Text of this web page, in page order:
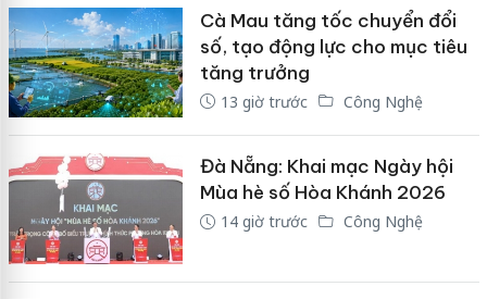
Cà Mau tăng tốc chuyển đổi
số, tạo động lực cho mục tiêu
tăng trưởng
13 giờ trước Công Nghệ
Đà Nẵng: Khai mạc Ngày hội
Mùa hè số Hòa Khánh 2026
14 giờ trước Công Nghệ